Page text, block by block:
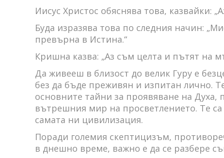
Иисус Христос обяснява това, казвайки:
Буда изразява това по следния начин:
превърна в Истина.“
Кришна казва: „Аз съм целта и пътят на
Да живееш в близост до велик Гуру е
без да бъде преживян и изпитан лично.
основните тайни за проявяване на
вътрешния мир на просветлението. Те
самата ни цивилизация.
Поради големия скептицизъм,
в днешно време, важно е да се разбере